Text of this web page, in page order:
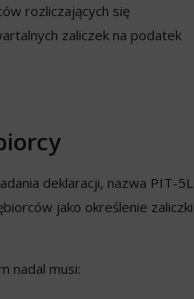
rozliczających się
zaliczek na podatek
deklaracji, nazwa PIT-5L
jako określenie zaliczki
nadal musi: